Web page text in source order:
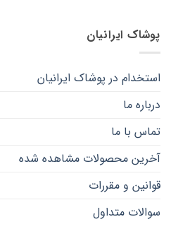
محصول
انتخاب
پوشاک ایرانیان
استخدام در پوشاک ایرانیان
درباره ما
تماس با ما
آخرین محصولات مشاهده شده
قوانین و مقررات
سوالات متداول